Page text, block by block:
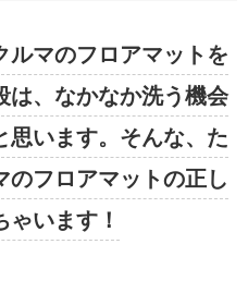
ルマのフロアマットを
は、なかなか洗う機会
思います。そんな、た
のフロアマットの正し
います！